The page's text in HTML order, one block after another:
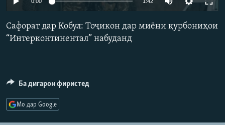
ГУЗОРИШҲОИ РАДИОӢ
ПАЙГИРӢ КУНЕД
Ҳамаи сомонаҳои RFE/RL
Сафорат дар Кобул: Тоҷикон дар миёни қурбониҳои
“Интерконтинентал” набуданд
Ба дигарон фиристед
Мо дар Google